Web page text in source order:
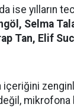
ise yılların
Selma
Tan, Elif
içeriğini
mikrofona